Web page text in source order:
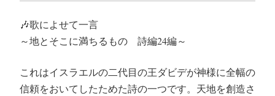
🎶歌によせて一言
～地とそこに満ちるもの 詩編24編～
これはイスラエルの二代目の王ダビデが神様に全幅の
信頼をおいてしたためた詩の一つです。天地を創造さ